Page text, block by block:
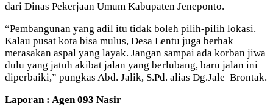
dari Dinas Pekerjaan Umum Kabupaten Jeneponto.
“Pembangunan yang adil itu tidak boleh pilih-pilih lokasi.
Kalau pusat kota bisa mulus, Desa Lentu juga berhak
merasakan aspal yang layak. Jangan sampai ada korban jiwa
dulu yang jatuh akibat jalan yang berlubang, baru jalan ini
diperbaiki,” pungkas Abd. Jalik, S.Pd. alias Dg.Jale Brontak.
Laporan : Agen 093 Nasir